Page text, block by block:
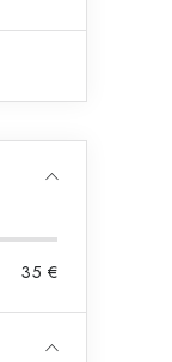
35 €